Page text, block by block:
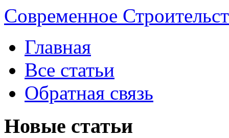
Современное
Главная
Все статьи
Обратная связь
Новые статьи